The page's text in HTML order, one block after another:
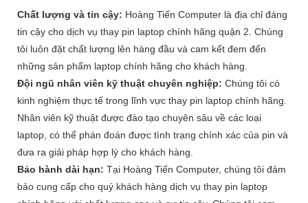
Chất lượng và tin cậy: Hoàng Tiến Computer là địa chỉ đáng
tin cậy cho dịch vụ thay pin laptop chính hãng quận 2. Chúng
tôi luôn đặt chất lượng lên hàng đầu và cam kết đem đến
những sản phẩm laptop chính hãng cho khách hàng.
Đội ngũ nhân viên kỹ thuật chuyên nghiệp: Chúng tôi có
kinh nghiệm thực tế trong lĩnh vực thay pin laptop chính hãng.
Nhân viên kỹ thuật được đào tạo chuyên sâu về các loại
laptop, có thể phán đoán được tình trạng chính xác của pin và
đưa ra giải pháp hợp lý cho khách hàng.
Bảo hành dài hạn: Tại Hoàng Tiến Computer, chúng tôi đảm
bảo cung cấp cho quý khách hàng dịch vụ thay pin laptop